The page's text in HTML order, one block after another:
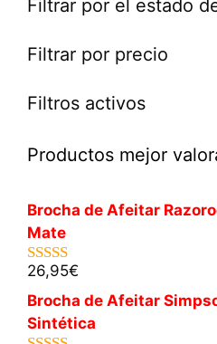
Filtrar por el estado
Filtrar por precio
Filtros activos
Productos mejor
Brocha de Afeitar
Mate
5.00de 5
26,95€
Brocha de Afeitar
Sintética